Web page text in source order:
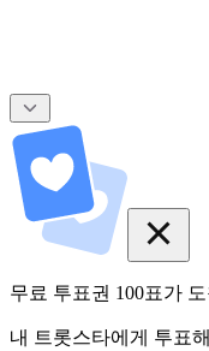
무료 투표권 100표가
내 트롯스타에게 투표